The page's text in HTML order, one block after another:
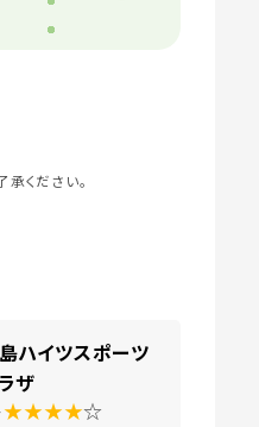
ください。
ハイツスポーツ
ザ
★★★★☆